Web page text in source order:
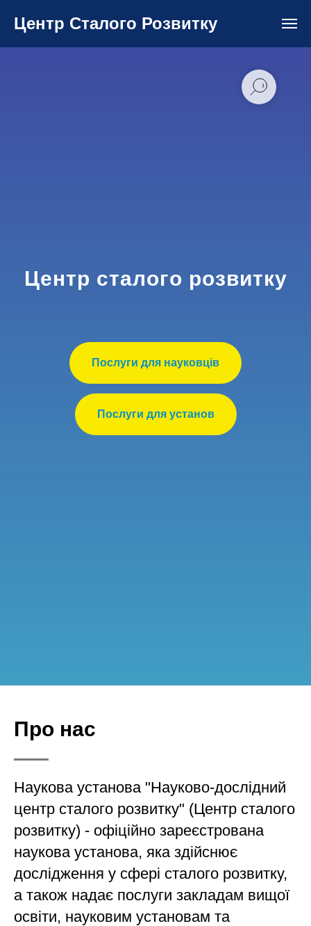
Центр Сталого Розвитку
Центр сталого розвитку
Послуги для науковців
Послуги для установ
Про нас
Наукова установа "Науково-дослідний
центр сталого розвитку" (Центр сталого
розвитку) - офіційно зареєстрована
наукова установа, яка здійснює
дослідження у сфері сталого розвитку,
а також надає послуги закладам вищої
освіти, науковим установам та